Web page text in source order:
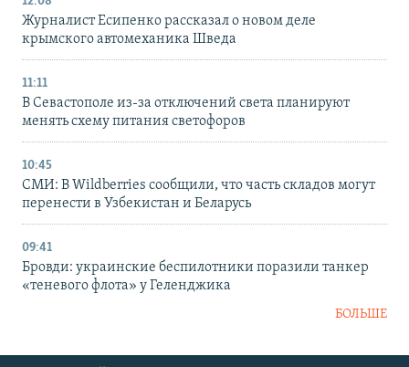
Журналист Есипенко рассказал о новом деле
крымского автомеханика Шведа
11:11
В Севастополе из-за отключений света планируют
менять схему питания светофоров
10:45
СМИ: В Wildberries сообщили, что часть складов могут
перенести в Узбекистан и Беларусь
09:41
Бровди: украинские беспилотники поразили танкер
«теневого флота» у Геленджика
БОЛЬШЕ